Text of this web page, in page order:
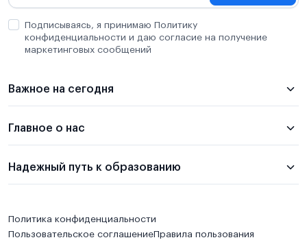
Подписываясь, я принимаю Политику
конфиденциальности и даю согласие на получение
маркетинговых сообщений
Важное на сегодня
Главное о нас
Надежный путь к образованию
Политика конфиденциальности
Пользовательское соглашениеПравила пользования